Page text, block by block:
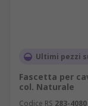
Ultimi pezzi
Fascetta per
col. Naturale
Codice RS 283-4080